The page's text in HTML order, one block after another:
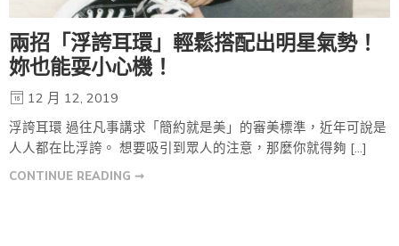
兩招「浮誇耳環」輕鬆搭配出明星氣勢！
妳也能耍小心機！
12 月 12, 2019
浮誇耳環 過往凡事講求「簡約就是美」的審美標準，近年可說是
人人都在比浮誇。 想要吸引到眾人的注意，那麼你就得夠 […]
CONTINUE READING ➞